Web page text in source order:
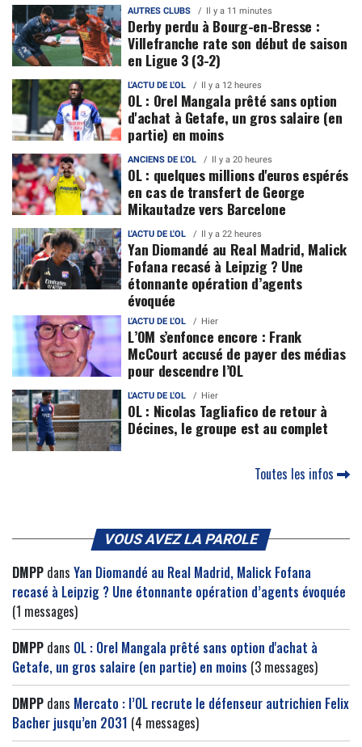
AUTRES CLUBS Il y a 11 minutes
Derby perdu à Bourg-en-Bresse :
Villefranche rate son début de saison
en Ligue 3 (3-2)
L'ACTU DE L'OL Il y a 12 heures
OL : Orel Mangala prêté sans option
d'achat à Getafe, un gros salaire (en
partie) en moins
ANCIENS DE L'OL Il y a 20 heures
OL : quelques millions d'euros espérés
en cas de transfert de George
Mikautadze vers Barcelone
L'ACTU DE L'OL Il y a 22 heures
Yan Diomandé au Real Madrid, Malick
Fofana recasé à Leipzig ? Une
étonnante opération d’agents
évoquée
L'ACTU DE L'OL Hier
L’OM s’enfonce encore : Frank
McCourt accusé de payer des médias
pour descendre l’OL
L'ACTU DE L'OL Hier
OL : Nicolas Tagliafico de retour à
Décines, le groupe est au complet
Toutes les infos
VOUS AVEZ LA PAROLE
DMPP dans Yan Diomandé au Real Madrid, Malick Fofana
recasé à Leipzig ? Une étonnante opération d’agents évoquée
(1 messages)
DMPP dans OL : Orel Mangala prêté sans option d'achat à
Getafe, un gros salaire (en partie) en moins (3 messages)
DMPP dans Mercato : l’OL recrute le défenseur autrichien Felix
Bacher jusqu’en 2031 (4 messages)